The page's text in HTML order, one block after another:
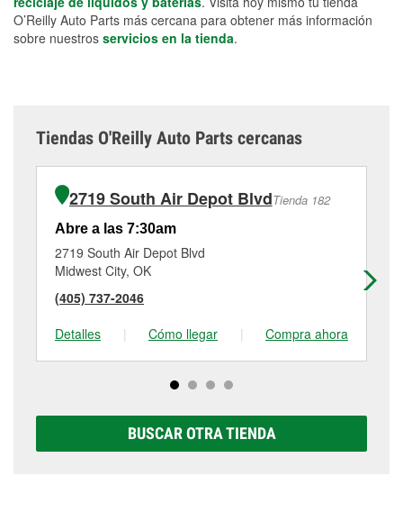
O’Reilly Auto Parts más cercana para obtener más información
sobre nuestros servicios en la tienda.
Tiendas O'Reilly Auto Parts cercanas
2719 South Air Depot BlvdTienda 182
Abre a las 7:30am
2719 South Air Depot Blvd
Midwest City, OK
(405) 737-2046
Detalles
| Cómo llegar | Compra ahora
BUSCAR OTRA TIENDA